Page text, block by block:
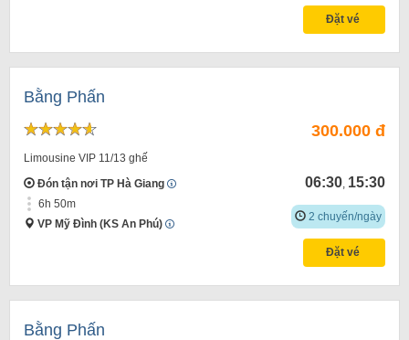
Đặt vé
Bằng Phấn
Limousine VIP 11/13 ghế
Đón tận nơi TP Hà Giang
6h 50m
VP Mỹ Đình (KS An Phú)
300.000 đ
06:30 15:30
2 chuyến/ngày
Đặt vé
Bằng Phấn